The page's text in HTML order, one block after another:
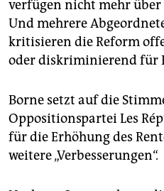
verfügen nicht mehr
Und mehrere
kritisieren die Reform
oder diskriminierend für
Borne setzt auf die
Oppositionspartei Les
für die Erhöhung des
weitere „Verbesserungen“.